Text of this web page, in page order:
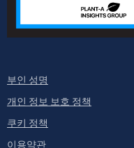
부인 성명
개인 정보 보호 정책
쿠키 정책
이용약관